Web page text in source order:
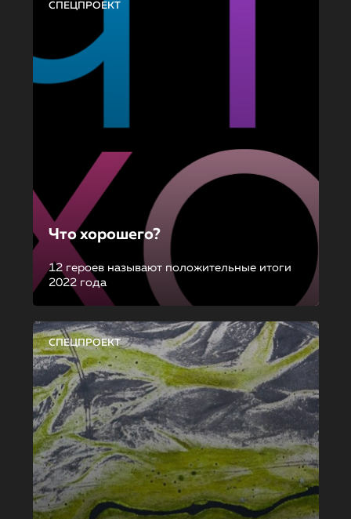
СПЕЦПРОЕКТ
Что хорошего?
12 героев называют положительные итоги
2022 года
СПЕЦПРОЕКТ